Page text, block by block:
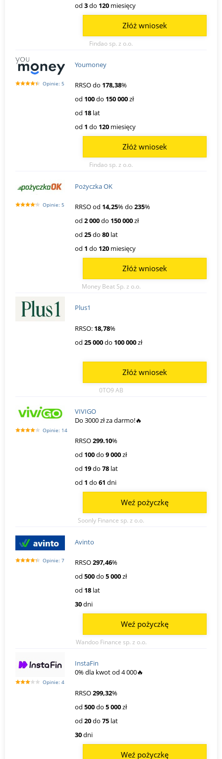
od 3do 120 miesięcy
Findao sp. z o.o.
Złóż wniosek
Opinie: 5
Youmoney
RRSO do 178,38%
od 100do 150 000zł
od 18 lat
od 1 do 120 miesięcy
Findao sp. z o.o.
Złóż wniosek
Opinie: 5
Pożyczka OK
RRSO od 14,25% do 235%
od 2 000do 150 000zł
od 25do 80 lat
od 1 do 120 miesięcy
Money Beat Sp. z o.o.
Złóż wniosek
Plus1
RRSO: 18,78%
od 25 000do 100 000zł
0TO9 AB
Złóż wniosek
Opinie: 14
VIVIGO
Do 3000 zł za darmo!🔥
RRSO299.10%
od 100do 9 000zł
od 19do 78 lat
od 1 do 61 dni
Soonly Finance sp. z o.o.
Weź pożyczkę
Opinie: 7
Avinto
RRSO297,46%
od 500do 5 000zł
od 18 lat
30dni
Wandoo Finance sp. z o.o.
Weź pożyczkę
Opinie: 4
InstaFin
0% dla kwot od 4 000🔥
RRSO299,32%
od 500do 5 000zł
od 20do 75 lat
30dni
Weź pożyczkę